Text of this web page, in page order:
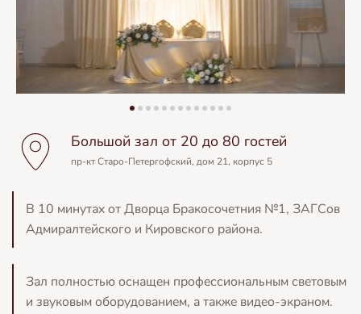
Большой зал от 20 до 80 гостей
пр-кт Старо-Петергофский, дом 21, корпус 5
В 10 минутах от Дворца Бракосочетния №1, ЗАГСов
Адмиралтейского и Кировского района.
Зал полностью оснащен профессиональным световым
и звуковым оборудованием, а также видео-экраном.